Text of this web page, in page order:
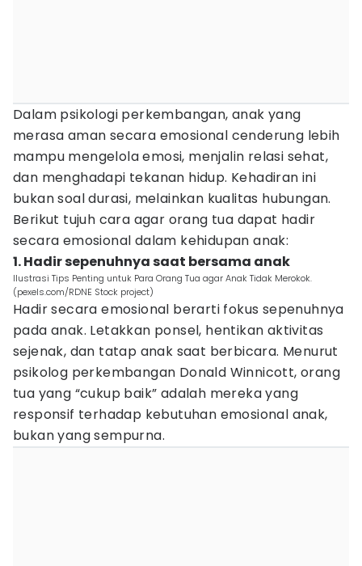
Dalam psikologi perkembangan, anak yang
merasa aman secara emosional cenderung lebih
mampu mengelola emosi, menjalin relasi sehat,
dan menghadapi tekanan hidup. Kehadiran ini
bukan soal durasi, melainkan kualitas hubungan.
Berikut tujuh cara agar orang tua dapat hadir
secara emosional dalam kehidupan anak:
1. Hadir sepenuhnya saat bersama anak
Ilustrasi Tips Penting untuk Para Orang Tua agar Anak Tidak Merokok.
(pexels.com/RDNE Stock project)
Hadir secara emosional berarti fokus sepenuhnya
pada anak. Letakkan ponsel, hentikan aktivitas
sejenak, dan tatap anak saat berbicara. Menurut
psikolog perkembangan Donald Winnicott, orang
tua yang “cukup baik” adalah mereka yang
responsif terhadap kebutuhan emosional anak,
bukan yang sempurna.